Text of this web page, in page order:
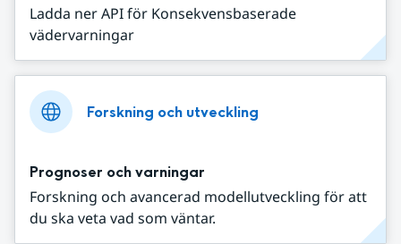
Ladda ner API för Konsekvensbaserade
vädervarningar
Forskning och utveckling
Prognoser och varningar
Forskning och avancerad modellutveckling för att
du ska veta vad som väntar.